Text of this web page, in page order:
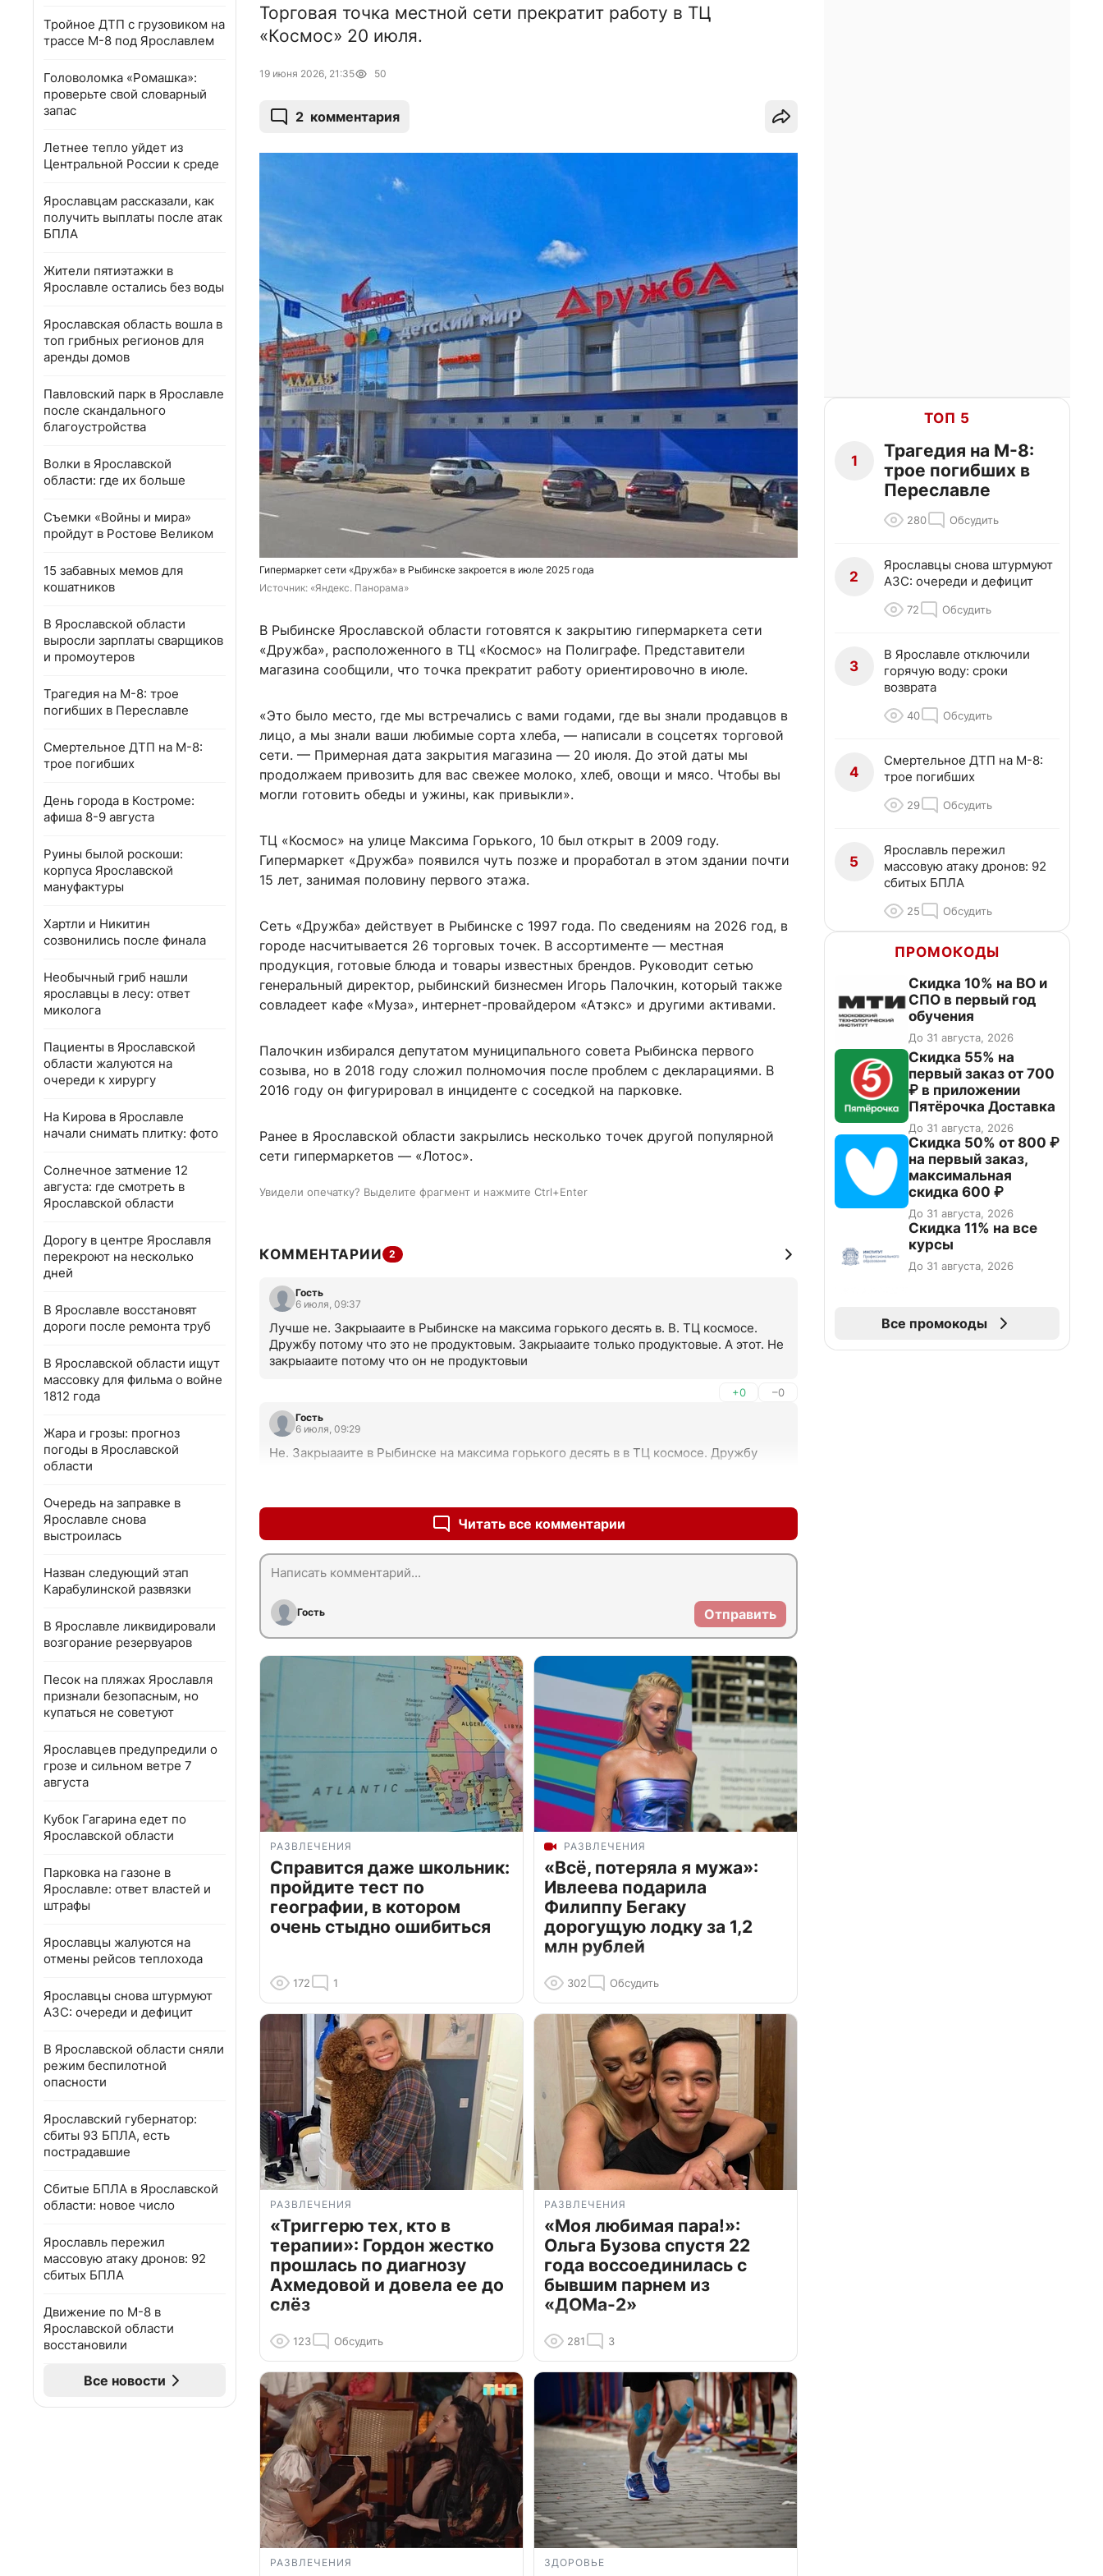
Тройное ДТП с грузовиком на
трассе М-8 под Ярославлем
Головоломка «Ромашка»:
проверьте свой словарный
запас
Летнее тепло уйдет из
Центральной России к среде
Ярославцам рассказали, как
получить выплаты после атак
БПЛА
Жители пятиэтажки в
Ярославле остались без воды
Ярославская область вошла в
топ грибных регионов для
аренды домов
Павловский парк в Ярославле
после скандального
благоустройства
Волки в Ярославской
области: где их больше
Съемки «Войны и мира»
пройдут в Ростове Великом
15 забавных мемов для
кошатников
В Ярославской области
выросли зарплаты сварщиков
и промоутеров
Трагедия на М-8: трое
погибших в Переславле
Смертельное ДТП на М-8:
трое погибших
День города в Костроме:
афиша 8-9 августа
Руины былой роскоши:
корпуса Ярославской
мануфактуры
Хартли и Никитин
созвонились после финала
Необычный гриб нашли
ярославцы в лесу: ответ
миколога
Пациенты в Ярославской
области жалуются на
очереди к хирургу
На Кирова в Ярославле
начали снимать плитку: фото
Солнечное затмение 12
августа: где смотреть в
Ярославской области
Дорогу в центре Ярославля
перекроют на несколько
дней
В Ярославле восстановят
дороги после ремонта труб
В Ярославской области ищут
массовку для фильма о войне
1812 года
Жара и грозы: прогноз
погоды в Ярославской
области
Очередь на заправке в
Ярославле снова
выстроилась
Назван следующий этап
Карабулинской развязки
В Ярославле ликвидировали
возгорание резервуаров
Песок на пляжах Ярославля
признали безопасным, но
купаться не советуют
Ярославцев предупредили о
грозе и сильном ветре 7
августа
Кубок Гагарина едет по
Ярославской области
Парковка на газоне в
Ярославле: ответ властей и
штрафы
Ярославцы жалуются на
отмены рейсов теплохода
Ярославцы снова штурмуют
АЗС: очереди и дефицит
В Ярославской области сняли
режим беспилотной
опасности
Ярославский губернатор:
сбиты 93 БПЛА, есть
пострадавшие
Сбитые БПЛА в Ярославской
области: новое число
Ярославль пережил
массовую атаку дронов: 92
сбитых БПЛА
Движение по М-8 в
Ярославской области
восстановили
Все новости
Торговая точка местной сети прекратит работу в ТЦ
«Космос» 20 июля.
19 июня 2026, 21:35 50
2 комментария
Гипермаркет сети «Дружба» в Рыбинске закроется в июле 2025 года
Источник: «Яндекс. Панорама»
В Рыбинске Ярославской области готовятся к закрытию гипермаркета сети
«Дружба», расположенного в ТЦ «Космос» на Полиграфе. Представители
магазина сообщили, что точка прекратит работу ориентировочно в июле.
«Это было место, где мы встречались с вами годами, где вы знали продавцов в
лицо, а мы знали ваши любимые сорта хлеба, — написали в соцсетях торговой
сети. — Примерная дата закрытия магазина — 20 июля. До этой даты мы
продолжаем привозить для вас свежее молоко, хлеб, овощи и мясо. Чтобы вы
могли готовить обеды и ужины, как привыкли».
ТЦ «Космос» на улице Максима Горького, 10 был открыт в 2009 году.
Гипермаркет «Дружба» появился чуть позже и проработал в этом здании почти
15 лет, занимая половину первого этажа.
Сеть «Дружба» действует в Рыбинске с 1997 года. По сведениям на 2026 год, в
городе насчитывается 26 торговых точек. В ассортименте — местная
продукция, готовые блюда и товары известных брендов. Руководит сетью
генеральный директор, рыбинский бизнесмен Игорь Палочкин, который также
совладеет кафе «Муза», интернет-провайдером «Атэкс» и другими активами.
Палочкин избирался депутатом муниципального совета Рыбинска первого
созыва, но в 2018 году сложил полномочия после проблем с декларациями. В
2016 году он фигурировал в инциденте с соседкой на парковке.
Ранее в Ярославской области закрылись несколько точек другой популярной
сети гипермаркетов — «Лотос».
Увидели опечатку? Выделите фрагмент и нажмите Ctrl+Enter
КОММЕНТАРИИ 2
Гость
6 июля, 09:37
Лучше не. Закрыааите в Рыбинске на максима горького десять в. В. ТЦ космосе.
Дружбу потому что это не продуктовым. Закрыааите только продуктовые. А этот. Не
закрыааите потому что он не продуктовыи
+0 –0
Гость
6 июля, 09:29
Не. Закрыааите в Рыбинске на максима горького десять в в ТЦ космосе. Дружбу
Читать все комментарии
Гость Отправить
РАЗВЛЕЧЕНИЯ
Справится даже школьник:
пройдите тест по
географии, в котором
очень стыдно ошибиться
172 1
РАЗВЛЕЧЕНИЯ
«Всё, потеряла я мужа»:
Ивлеева подарила
Филиппу Бегаку
дорогущую лодку за 1,2
млн рублей
302 Обсудить
РАЗВЛЕЧЕНИЯ
«Триггерю тех, кто в
терапии»: Гордон жестко
прошлась по диагнозу
Ахмедовой и довела ее до
слёз
123 Обсудить
РАЗВЛЕЧЕНИЯ
«Моя любимая пара!»:
Ольга Бузова спустя 22
года воссоединилась с
бывшим парнем из
«ДОМа-2»
281 3
РАЗВЛЕЧЕНИЯ ЗДОРОВЬЕ
ТОП 5
1
Трагедия на М-8:
трое погибших в
Переславле
280 Обсудить
2
Ярославцы снова штурмуют
АЗС: очереди и дефицит
72 Обсудить
3
В Ярославле отключили
горячую воду: сроки
возврата
40 Обсудить
4
Смертельное ДТП на М-8:
трое погибших
29 Обсудить
5
Ярославль пережил
массовую атаку дронов: 92
сбитых БПЛА
25 Обсудить
ПРОМОКОДЫ
Скидка 10% на ВО и
СПО в первый год
обучения
До 31 августа, 2026
Скидка 55% на
первый заказ от 700
₽ в приложении
Пятёрочка Доставка
До 31 августа, 2026
Скидка 50% от 800 ₽
на первый заказ,
максимальная
скидка 600 ₽
До 31 августа, 2026
Скидка 11% на все
курсы
До 31 августа, 2026
Все промокоды